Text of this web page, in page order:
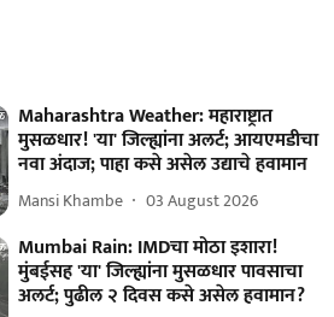
Maharashtra Weather: महाराष्ट्रात
मुसळधार! 'या' जिल्ह्यांना अलर्ट; आयएमडीचा
नवा अंदाज; पाहा कसे असेल उद्याचे हवामान
Mansi Khambe 03 August 2026
Mumbai Rain: IMDचा मोठा इशारा!
मुंबईसह 'या' जिल्ह्यांना मुसळधार पावसाचा
अलर्ट; पुढील २ दिवस कसे असेल हवामान?